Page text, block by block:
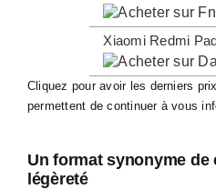
Xiaomi Redmi
Cliquez pour avoir les derniers
permettent de continuer à vous
Un format synonyme de
légèreté